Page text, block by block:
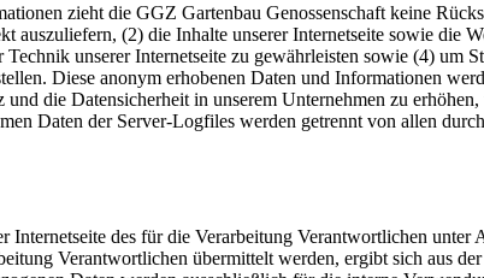
zieht die GGZ Gartenbau Genossenschaft keine
auszuliefern, (2) die Inhalte unserer Internetseite sowie die
unserer Internetseite zu gewährleisten sowie (4) um
Diese anonym erhobenen Daten und Informationen
die Datensicherheit in unserem Unternehmen zu
Daten der Server-Logfiles werden getrennt von allen
des für die Verarbeitung Verantwortlichen unter
Verantwortlichen übermittelt werden, ergibt sich aus